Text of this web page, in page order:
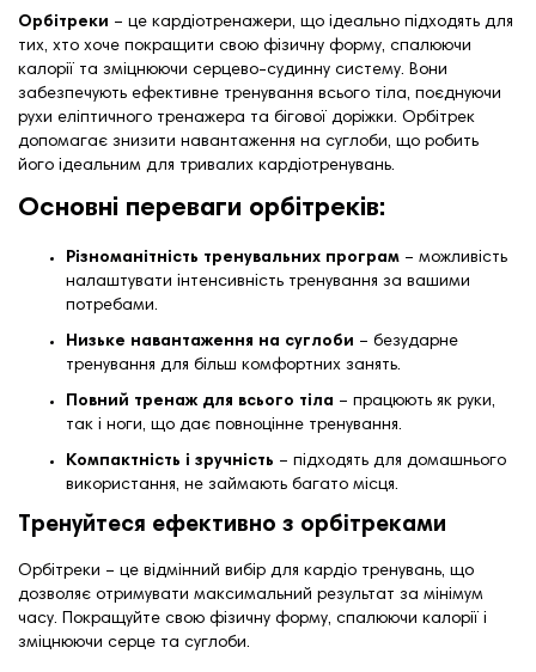
Орбітреки – це кардіотренажери, що ідеально підходять для
тих, хто хоче покращити свою фізичну форму, спалюючи
калорії та зміцнюючи серцево-судинну систему. Вони
забезпечують ефективне тренування всього тіла, поєднуючи
рухи еліптичного тренажера та бігової доріжки. Орбітрек
допомагає знизити навантаження на суглоби, що робить
його ідеальним для тривалих кардіотренувань.
Основні переваги орбітреків:
Різноманітність тренувальних програм – можливість
налаштувати інтенсивність тренування за вашими
потребами.
Низьке навантаження на суглоби – безударне
тренування для більш комфортних занять.
Повний тренаж для всього тіла – працюють як руки,
так і ноги, що дає повноцінне тренування.
Компактність і зручність – підходять для домашнього
використання, не займають багато місця.
Тренуйтеся ефективно з орбітреками
Орбітреки – це відмінний вибір для кардіо тренувань, що
дозволяє отримувати максимальний результат за мінімум
часу. Покращуйте свою фізичну форму, спалюючи калорії і
зміцнюючи серце та суглоби.